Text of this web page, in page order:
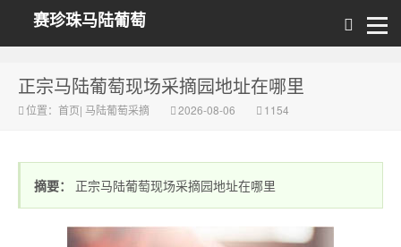
赛珍珠马陆葡萄
正宗马陆葡萄现场采摘园地址在哪里
位置： 首页| 马陆葡萄采摘 2026-08-06 1154
摘要： 正宗马陆葡萄现场采摘园地址在哪里